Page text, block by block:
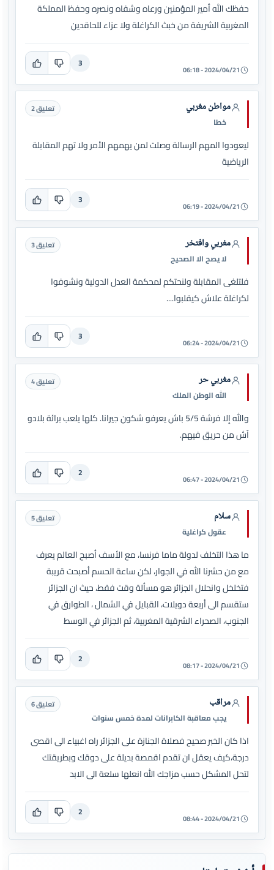
حفظك الله أمير المؤمنين ورعاه وشفاه ونصره وحفظ المملكة
المغربية الشريفة من خبث الكراغلة ولا عزاء للحاقدين
2024/04/21 - 06:18
3
مواطن مغربي
خطا
تعليق 2
ليعودوا المهم الرسالة وصلت لمن يهمهم الأمر ولا تهم المقابلة
الرياضية
2024/04/21 - 06:19
3
مغربي وافتخر
لا يصح الا الصحيح
تعليق 3
فلتلغى المقابلة ولنحتكم لمحكمة العدل الدولية ونشوفوا
لكراغلة علاش كيقلبوا....
2024/04/21 - 06:24
3
مغربي حر
الله الوطن الملك
تعليق 4
والله إلا فرشة 5/5 باش يعرفو شكون جيرانا. كلها يلعب برائة بلادو
آش من حريق فيهم.
2024/04/21 - 06:47
2
سلام
عقول كراغلية
تعليق 5
ما هذا التخلف لدولة ماما فرنسا، مع الأسف أصبح العالم يعرف
مع من حشرنا الله في الجوار، لكن ساعة الحسم أصبحت قريبة
فتخلخل وانحلال الجزائر هو مسألة وقت فقط، حيث ان الجزائر
ستقسم الى أربعة دويلات، القبايل في الشمال ، الطوارق في
الجنوب، الصحراء الشرقية المغربية، ثم الجزائر في الوسط
2024/04/21 - 08:17
2
مراقب
يجب معاقبة الكابرانات لمدة خمس سنوات
تعليق 6
اذا كان الخبر صحيح فصلاة الجنازة على الجزائر راه اغبياء الى اقصى
درجة،كيف يعقل ان تقدم اقمصة بديلة على دوقك وبطريقتك
لتحل المشكل حسب مزاجك الله انعلها سلعة الى الابد
2024/04/21 - 08:44
2